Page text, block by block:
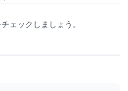
ェックしましょう。